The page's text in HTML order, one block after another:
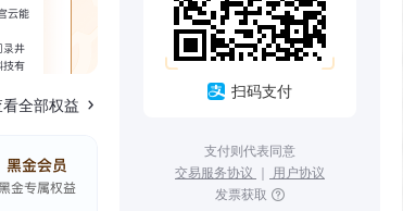
全部权益
扫码支付
支付则代表同意
交易服务协议 ｜ 用户协议
发票获取